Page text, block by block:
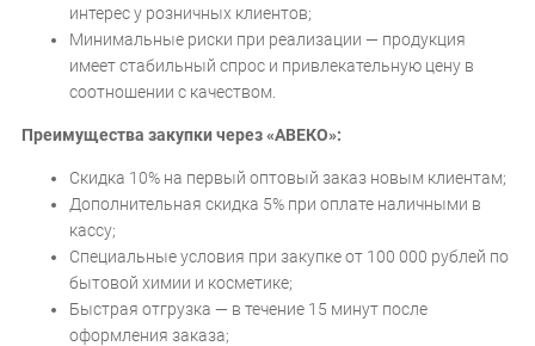
интерес у розничных клиентов;
Минимальные риски при реализации — продукция
имеет стабильный спрос и привлекательную цену в
соотношении с качеством.
Преимущества закупки через «АВЕКО»:
Скидка 10% на первый оптовый заказ новым клиентам;
Дополнительная скидка 5% при оплате наличными в
кассу;
Специальные условия при закупке от 100 000 рублей по
бытовой химии и косметике;
Быстрая отгрузка — в течение 15 минут после
оформления заказа;